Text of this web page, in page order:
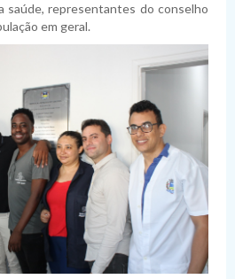
saúde, representantes do conselho
em geral.